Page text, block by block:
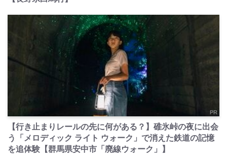
PR
【行き止まりレールの先に何がある？】碓氷峠の夜に出会
う「メロディック ライト ウォーク」で消えた鉄道の記憶
を追体験【群馬県安中市「廃線ウォーク」】